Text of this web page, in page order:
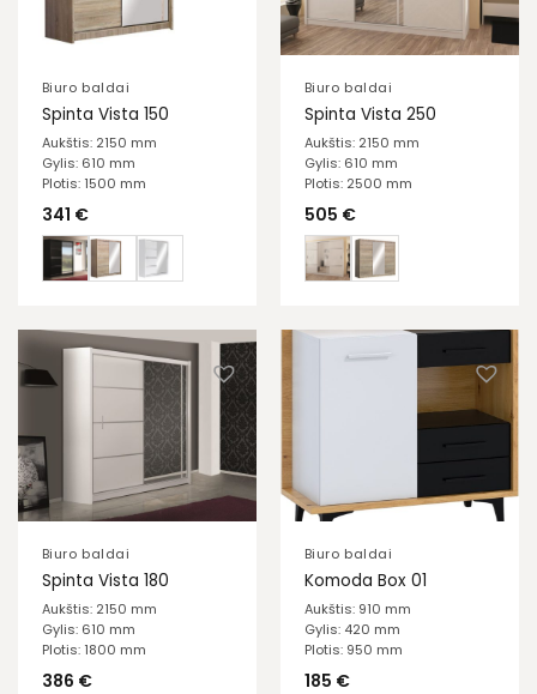
Biuro baldai
Spinta Vista 150
Aukštis: 2150 mm
Gylis: 610 mm
Plotis: 1500 mm
341 €
Biuro baldai
Spinta Vista 250
Aukštis: 2150 mm
Gylis: 610 mm
Plotis: 2500 mm
505 €
Biuro baldai
Spinta Vista 180
Aukštis: 2150 mm
Gylis: 610 mm
Plotis: 1800 mm
386 €
Biuro baldai
Komoda Box 01
Aukštis: 910 mm
Gylis: 420 mm
Plotis: 950 mm
185 €